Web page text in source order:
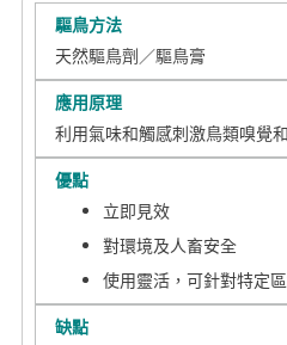
天然驅鳥劑／驅鳥膏
利用氣味和觸感刺激鳥類嗅覺
立即見效
對環境及人畜安全
使用靈活，可針對特定